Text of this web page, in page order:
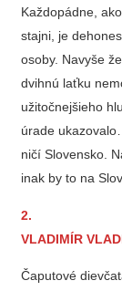
Každopádne, ako
stajni, je
osoby. Navyše
dvihnú laťku
užitočnejšieho
úrade
ničí Slovensko.
inak by to na
2.
VLADIMÍR
Čaputové